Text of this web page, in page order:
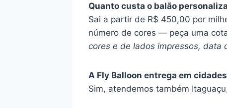
Quanto custa o balão
Sai a partir de R$ 450,00 por
número de cores — peça uma
cores e de lados impressos, data
A Fly Balloon entrega em
Sim, atendemos também